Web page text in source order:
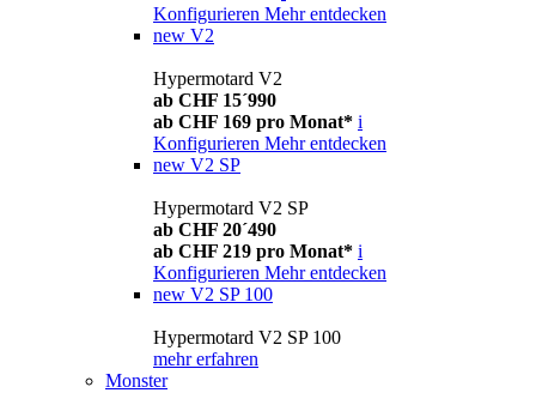
Konfigurieren Mehr entdecken
new V2
Hypermotard V2
ab CHF 15´990
ab CHF 169 pro Monat* i
Konfigurieren Mehr entdecken
new V2 SP
Hypermotard V2 SP
ab CHF 20´490
ab CHF 219 pro Monat* i
Konfigurieren Mehr entdecken
new V2 SP 100
Hypermotard V2 SP 100
mehr erfahren
Monster